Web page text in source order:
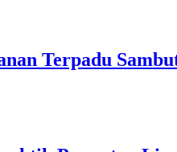
Terpadu